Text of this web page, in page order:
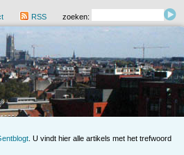
RSS zoeken:
. U vindt hier alle artikels met het trefwoord